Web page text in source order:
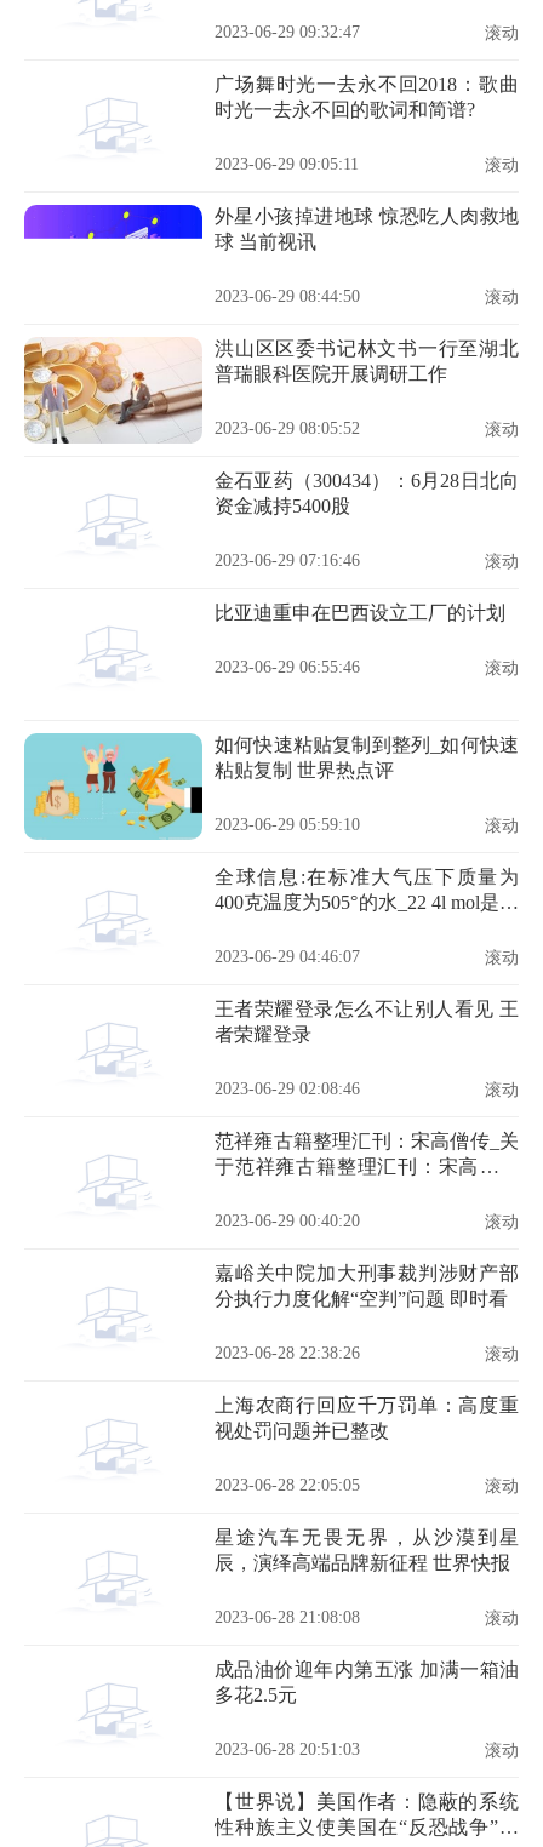
2023-06-29 09:32:47 滚动
广场舞时光一去永不回2018：歌曲
时光一去永不回的歌词和简谱?
2023-06-29 09:05:11 滚动
外星小孩掉进地球 惊恐吃人肉救地
球 当前视讯
2023-06-29 08:44:50 滚动
洪山区区委书记林文书一行至湖北
普瑞眼科医院开展调研工作
2023-06-29 08:05:52 滚动
金石亚药（300434）：6月28日北向
资金减持5400股
2023-06-29 07:16:46 滚动
比亚迪重申在巴西设立工厂的计划
2023-06-29 06:55:46 滚动
如何快速粘贴复制到整列_如何快速
粘贴复制 世界热点评
2023-06-29 05:59:10 滚动
全球信息:在标准大气压下质量为
400克温度为505°的水_22 4l mol是在
2023-06-29 04:46:07 滚动
王者荣耀登录怎么不让别人看见 王
者荣耀登录
2023-06-29 02:08:46 滚动
范祥雍古籍整理汇刊：宋高僧传_关
于范祥雍古籍整理汇刊：宋高僧传
2023-06-29 00:40:20 滚动
嘉峪关中院加大刑事裁判涉财产部
分执行力度化解“空判”问题 即时看
2023-06-28 22:38:26 滚动
上海农商行回应千万罚单：高度重
视处罚问题并已整改
2023-06-28 22:05:05 滚动
星途汽车无畏无界，从沙漠到星
辰，演绎高端品牌新征程 世界快报
2023-06-28 21:08:08 滚动
成品油价迎年内第五涨 加满一箱油
多花2.5元
2023-06-28 20:51:03 滚动
【世界说】美国作者：隐蔽的系统
性种族主义使美国在“反恐战争”中